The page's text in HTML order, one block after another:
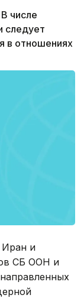
числе
следует
в отношениях
Иран и
СБ ООН и